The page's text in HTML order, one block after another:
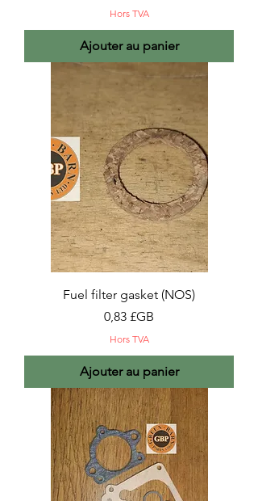
Hors TVA
Ajouter au panier
Fuel filter gasket (NOS)
Prix
0,83 £GB
Hors TVA
Ajouter au panier